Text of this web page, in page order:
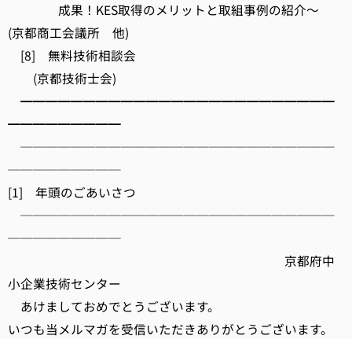
成果！KES取得のメリットと取組事例の紹介～
(京都商工会議所 他)
[8] 無料技術相談会
(京都技術士会)
━━━━━━━━━━━━━━━━━━━━━━━━━
━━━━━━━━━
─────────────────────────
─────────
[1] 年頭のごあいさつ
─────────────────────────
─────────
京都府中
小企業技術センター
あけましておめでとうございます。
いつも当メルマガを受信いただきありがとうございます。